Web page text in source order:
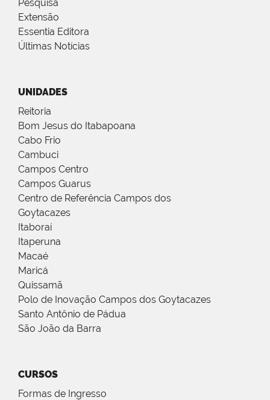
Pesquisa
Extensão
Essentia Editora
Últimas Notícias
UNIDADES
Reitoria
Bom Jesus do Itabapoana
Cabo Frio
Cambuci
Campos Centro
Campos Guarus
Centro de Referência Campos dos
Goytacazes
Itaboraí
Itaperuna
Macaé
Maricá
Quissamã
Polo de Inovação Campos dos Goytacazes
Santo Antônio de Pádua
São João da Barra
CURSOS
Formas de Ingresso